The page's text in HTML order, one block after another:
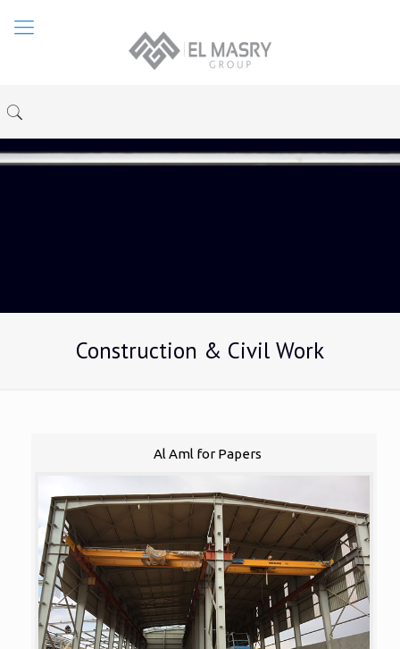
Construction & Civil Work
Al Aml for Papers